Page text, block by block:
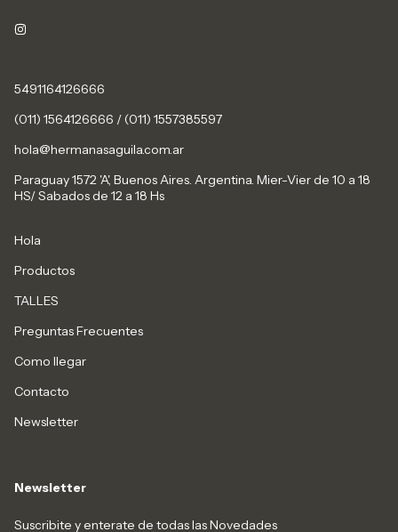
5491164126666
(011) 1564126666 / (011) 1557385597
hola@hermanasaguila.com.ar
Paraguay 1572 'A', Buenos Aires. Argentina. Mier-Vier de 10 a 18
HS/ Sabados de 12 a 18 Hs
Hola
Productos
TALLES
Preguntas Frecuentes
Como llegar
Contacto
Newsletter
Newsletter
Suscribite y enterate de todas las Novedades